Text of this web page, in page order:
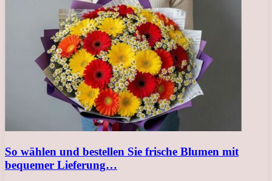
So wählen und bestellen Sie frische Blumen mit
bequemer Lieferung…